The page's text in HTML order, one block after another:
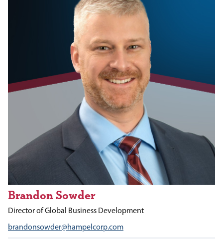
Brandon Sowder
Director of Global Business Development
brandonsowder@hampelcorp.com